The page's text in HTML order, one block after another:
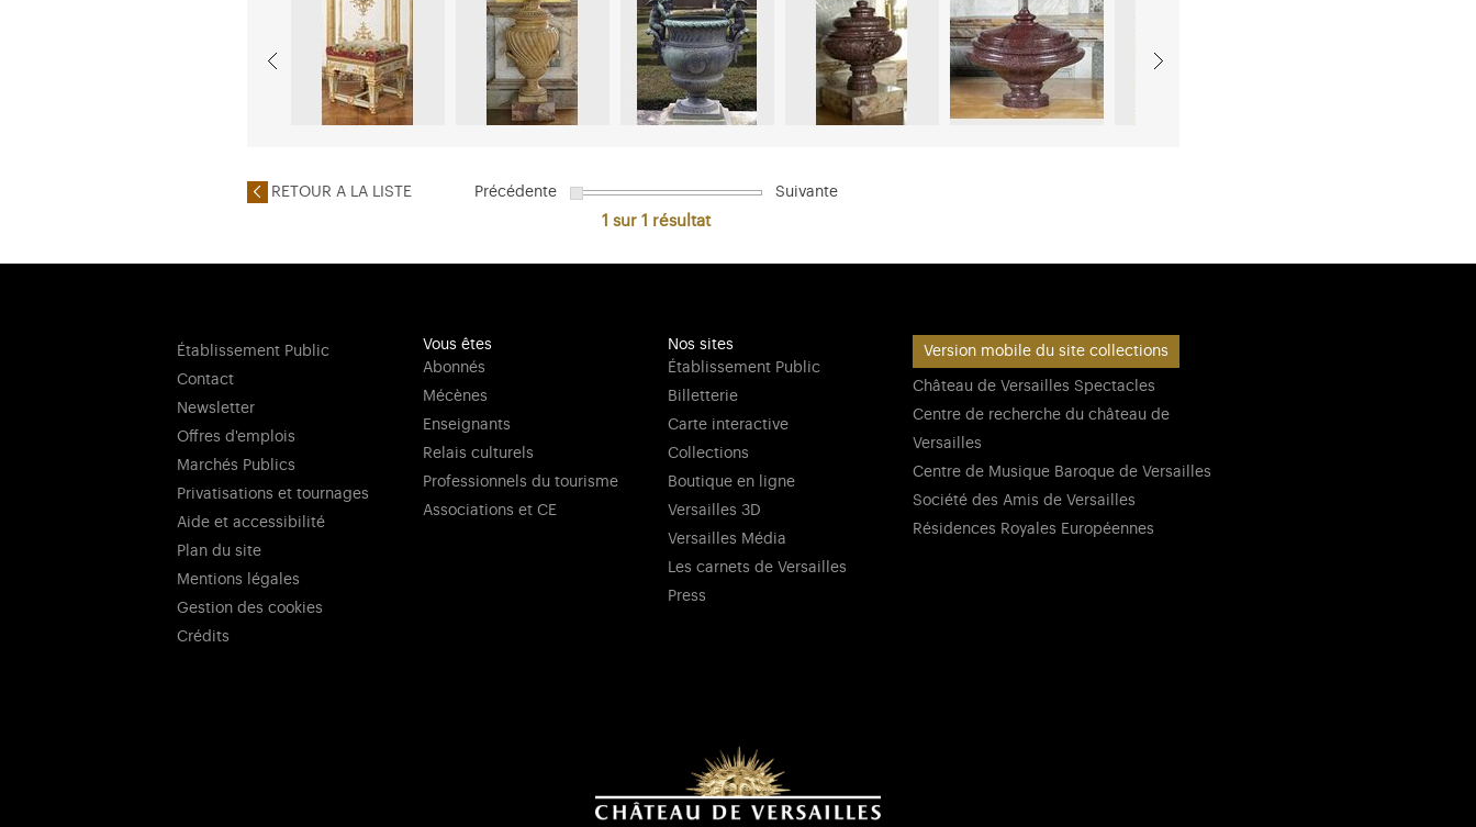
RETOUR A LA LISTE Précédente Suivante
1 sur 1 résultat
Établissement Public
Contact
Newsletter
Offres d'emplois
Marchés Publics
Privatisations et tournages
Aide et accessibilité
Plan du site
Mentions légales
Gestion des cookies
Crédits
Vous êtes
Abonnés
Mécènes
Enseignants
Relais culturels
Professionnels du tourisme
Associations et CE
Nos sites
Établissement Public
Billetterie
Carte interactive
Collections
Boutique en ligne
Versailles 3D
Versailles Média
Les carnets de Versailles
Press
Version mobile du site collections
Château de Versailles Spectacles
Centre de recherche du château de
Versailles
Centre de Musique Baroque de Versailles
Société des Amis de Versailles
Résidences Royales Européennes